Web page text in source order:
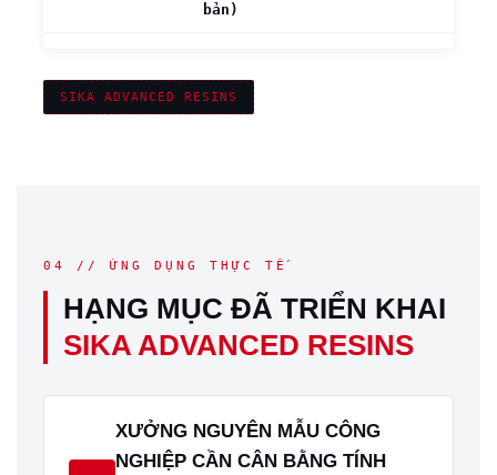
bản)
SIKA ADVANCED RESINS
04 // ỨNG DỤNG THỰC TẾ
HẠNG MỤC ĐÃ TRIỂN KHAI
SIKA ADVANCED RESINS
XƯỞNG NGUYÊN MẪU CÔNG
NGHIỆP CẦN CÂN BẰNG TÍNH